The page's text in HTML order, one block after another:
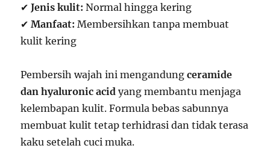
✔Jenis kulit: Normal hingga kering
✔Manfaat: Membersihkan tanpa membuat
kulit kering
Pembersih wajah ini mengandungceramide
dan hyaluronic acid yang membantu menjaga
kelembapan kulit. Formula bebas sabunnya
membuat kulit tetap terhidrasi dan tidak terasa
kaku setelah cuci muka.